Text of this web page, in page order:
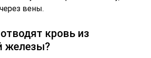
вены.
кровь из
железы?